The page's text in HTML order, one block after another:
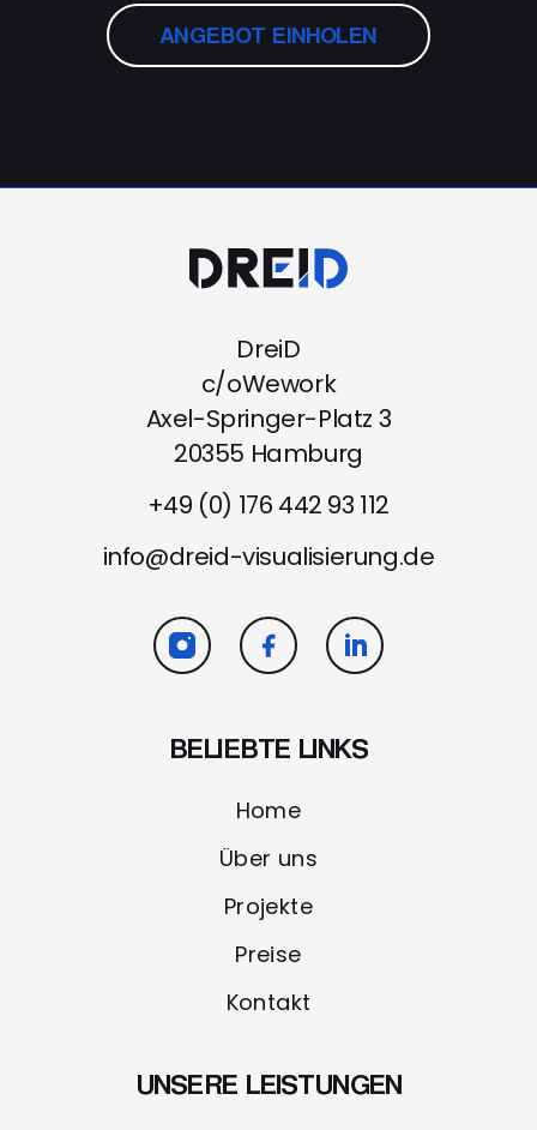
ANGEBOT EINHOLEN
DreiD
c/oWework
Axel-Springer-Platz 3
20355 Hamburg
+49 (0) 176 442 93 112
info@dreid-visualisierung.de
BELIEBTE LINKS
Home
Über uns
Projekte
Preise
Kontakt
UNSERE LEISTUNGEN